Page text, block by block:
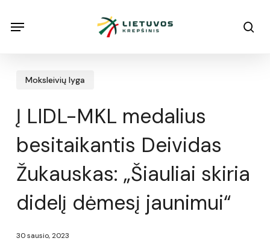
Menu
Moksleivių lyga
Į LIDL-MKL medalius
besitaikantis Deividas
Žukauskas: „Šiauliai skiria
didelį dėmesį jaunimui“
30 sausio, 2023